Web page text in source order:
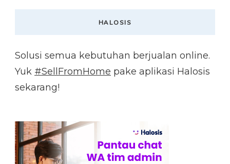
HALOSIS
Solusi semua kebutuhan berjualan online.
Yuk #SellFromHome pake aplikasi Halosis
sekarang!